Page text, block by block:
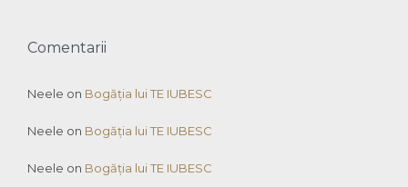
Comentarii
Neele on Bogăția lui TE IUBESC
Neele on Bogăția lui TE IUBESC
Neele on Bogăția lui TE IUBESC